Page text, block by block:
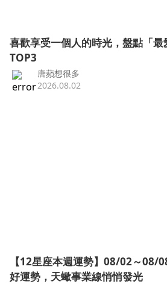
喜歡享受一個人的時光，盤點「
TOP3
唐蘋想很多
2026.08.02
【12星座本週運勢】08/02～08/
好運勢，天蠍事業線悄悄發光